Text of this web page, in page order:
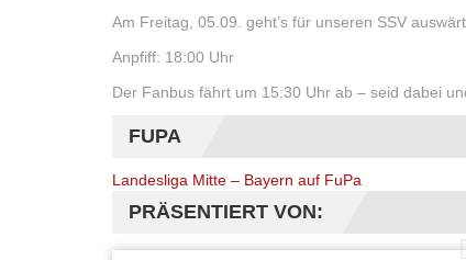
Am Freitag, 05.09. geht’s für unseren SSV
Anpfiff: 18:00 Uhr
Der Fanbus fährt um 15:30 Uhr ab – seid dabei
FUPA
Landesliga Mitte – Bayern auf FuPa
PRÄSENTIERT VON: